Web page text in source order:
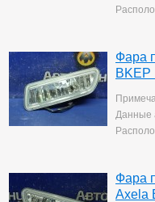
Фара
BKEP
Данные
Фара
Axela